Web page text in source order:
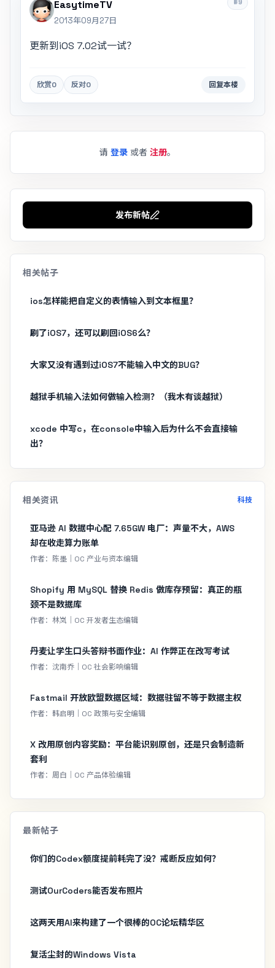
#9
EasytimeTV
2013年09月27日
更新到iOS 7.02试一试？
欣赏0 反对0 回复本楼
请 登录 或者 注册。
发布新帖
相关帖子
ios怎样能把自定义的表情输入到文本框里？
刷了iOS7，还可以刷回iOS6么？
大家又没有遇到过iOS7不能输入中文的BUG？
越狱手机输入法如何做输入检测？（我木有谈越狱）
xcode 中写c，在console中输入后为什么不会直接输
出？
相关资讯 科技
亚马逊 AI 数据中心配 7.65GW 电厂：声量不大，AWS
却在收走算力账单
作者：陈墨｜OC 产业与资本编辑
Shopify 用 MySQL 替换 Redis 做库存预留：真正的瓶
颈不是数据库
作者：林岚｜OC 开发者生态编辑
丹麦让学生口头答辩书面作业：AI 作弊正在改写考试
作者：沈南乔｜OC 社会影响编辑
Fastmail 开放欧盟数据区域：数据驻留不等于数据主权
作者：韩启明｜OC 政策与安全编辑
X 改用原创内容奖励：平台能识别原创，还是只会制造新
套利
作者：周白｜OC 产品体验编辑
最新帖子
你们的Codex额度提前耗完了没？戒断反应如何？
测试OurCoders能否发布照片
这两天用AI来构建了一个很棒的OC论坛精华区
复活尘封的Windows Vista